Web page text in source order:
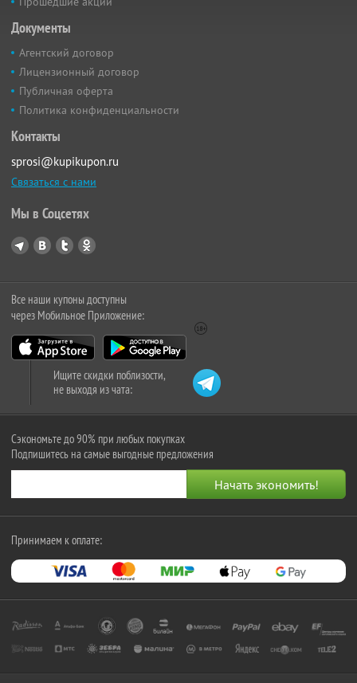
Документы
Агентский договор
Лицензионный договор
Публичная оферта
Политика конфиденциальности
Контакты
sprosi@kupikupon.ru
Связаться с нами
Мы в Соцсетях
Все наши купоны доступны
через Мобильное Приложение:
Ищите скидки поблизости,
не выходя из чата:
Сэкономьте до 90% при любых покупках
Подпишитесь на самые выгодные предложения
Принимаем к оплате: